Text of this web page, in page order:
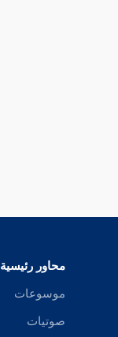
تفسير
تفسير
محاور رئيسية
موسوعات
صوتيات